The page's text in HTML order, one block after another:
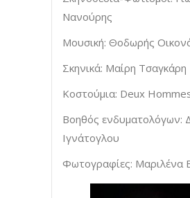
Νανούρης
Μουσική: Θοδωρής
Σκηνικά: Μαίρη Τσαγκάρη
Κοστούμια: Deux
Βοηθός ενδυματολόγων:
Ιγνάτογλου
Φωτογραφίες: Μαριλένα